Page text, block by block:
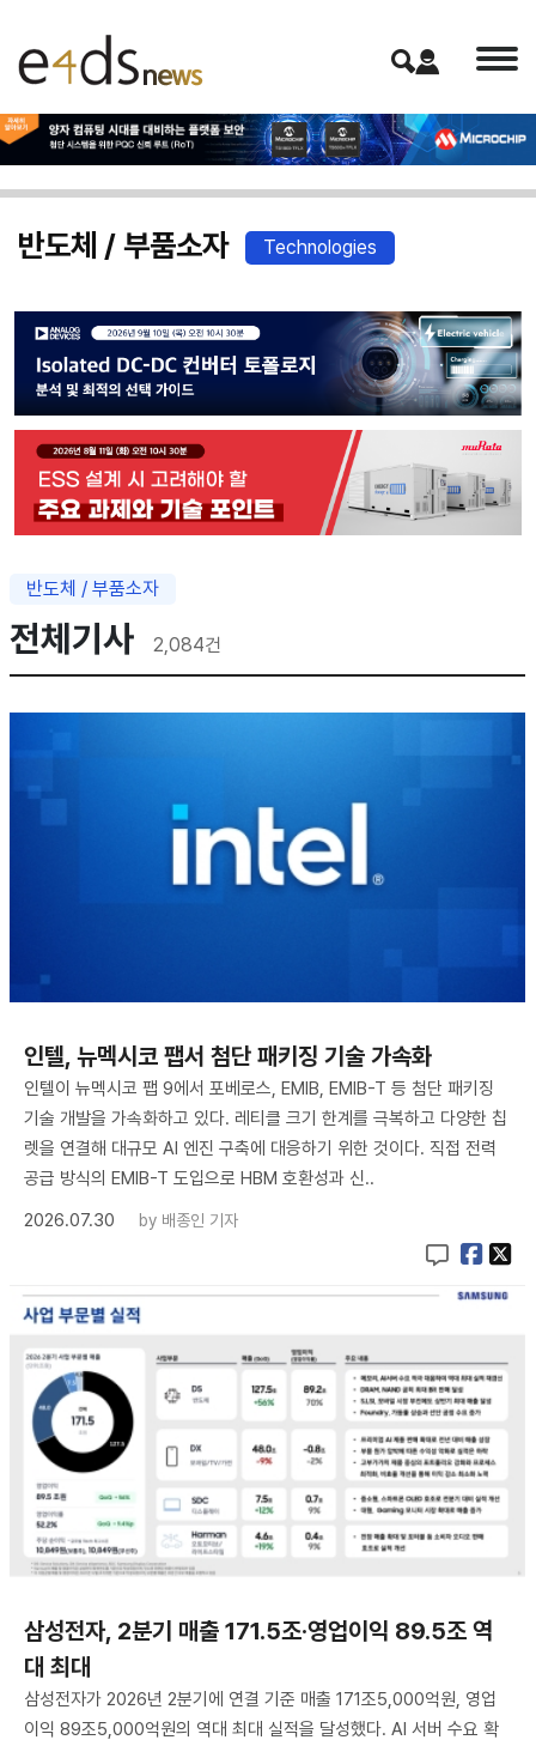
반도체 / 부품소자 Technologies
반도체 / 부품소자
전체기사 2,084건
인텔, 뉴멕시코 팹서 첨단 패키징 기술 가속화
인텔이 뉴멕시코 팹 9에서 포베로스, EMIB, EMIB-T 등 첨단 패키징
기술 개발을 가속화하고 있다. 레티클 크기 한계를 극복하고 다양한 칩
렛을 연결해 대규모 AI 엔진 구축에 대응하기 위한 것이다. 직접 전력
공급 방식의 EMIB-T 도입으로 HBM 호환성과 신..
2026.07.30
by 배종인 기자
삼성전자, 2분기 매출 171.5조·영업이익 89.5조 역
대 최대
삼성전자가 2026년 2분기에 연결 기준 매출 171조5,000억원, 영업
이익 89조5,000억원의 역대 최대 실적을 달성했다. AI 서버 수요 확